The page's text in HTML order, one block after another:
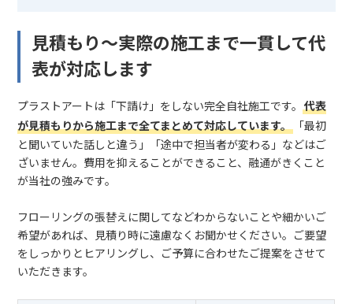
見積もり～実際の施工まで一貫して代
表が対応します
プラストアートは「下請け」をしない完全自社施工です。代表
が見積もりから施工まで全てまとめて対応しています。 「最初
と聞いていた話しと違う」「途中で担当者が変わる」などはご
ざいません。費用を抑えることができること、融通がきくこと
が当社の強みです。
フローリングの張替えに関してなどわからないことや細かいご
希望があれば、見積り時に遠慮なくお聞かせください。ご要望
をしっかりとヒアリングし、ご予算に合わせたご提案をさせて
いただきます。